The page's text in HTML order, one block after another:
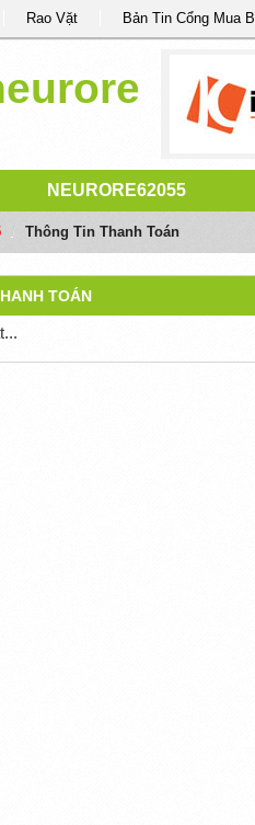
Rao Vặt Bản Tin Cổng Mua
NEURORE62055
Thông Tin Thanh Toán
TOÁN